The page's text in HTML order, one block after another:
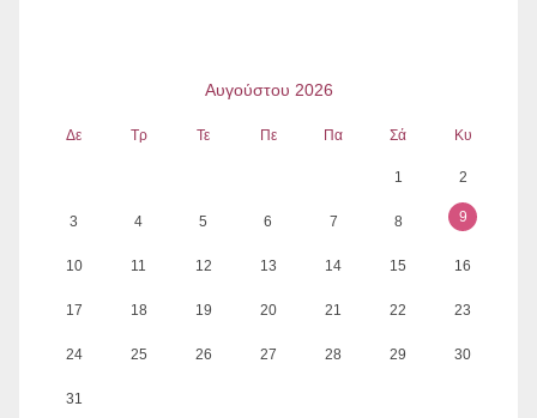
Αυγούστου 2026
Δε Τρ Τε Πε Πα Σά Κυ
1 2
3 4 5 6 7 8 9
10 11 12 13 14 15 16
17 18 19 20 21 22 23
24 25 26 27 28 29 30
31